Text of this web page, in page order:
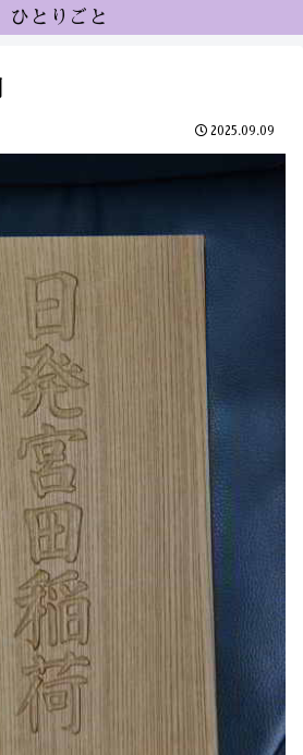
ひとりごと
2025.09.09